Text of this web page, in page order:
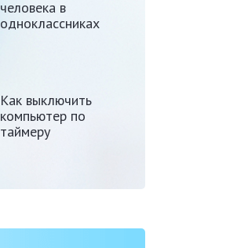
человека в
одноклассниках
Как выключить
компьютер по
таймеру